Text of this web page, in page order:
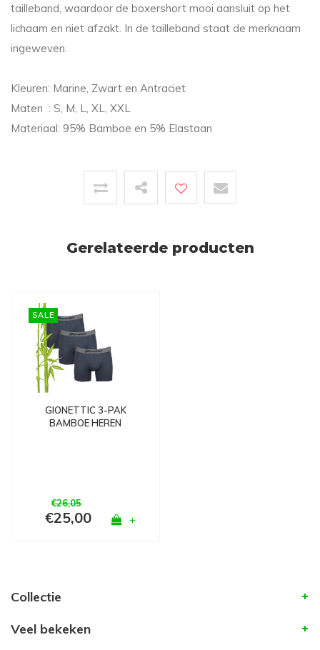
tailleband, waardoor de boxershort mooi aansluit op het
lichaam en niet afzakt. In de tailleband staat de merknaam
ingeweven.
Kleuren: Marine, Zwart en Antraciet
Maten : S, M, L, XL, XXL
Materiaal: 95% Bamboe en 5% Elastaan
Gerelateerde producten
SALE
GIONETTIC 3-PAK
BAMBOE HEREN
€26,05
€25,00 +
Collectie
Veel bekeken